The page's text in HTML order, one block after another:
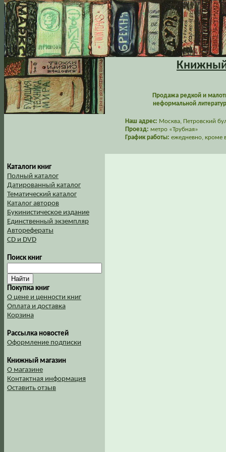
Книжный
Продажа редкой и
неформальной
Наш адрес: Москва, Петровский
Проезд: метро «Трубная»
График работы: ежедневно, кроме
Каталоги книг
Полный каталог
Датированный каталог
Тематический каталог
Каталог авторов
Букинистическое издание
Единственный экземпляр
Авторефераты
CD и DVD
Поиск книг
Покупка книг
О цене и ценности книг
Оплата и доставка
Корзина
Рассылка новостей
Оформление подписки
Книжный магазин
О магазине
Контактная информация
Оставить отзыв